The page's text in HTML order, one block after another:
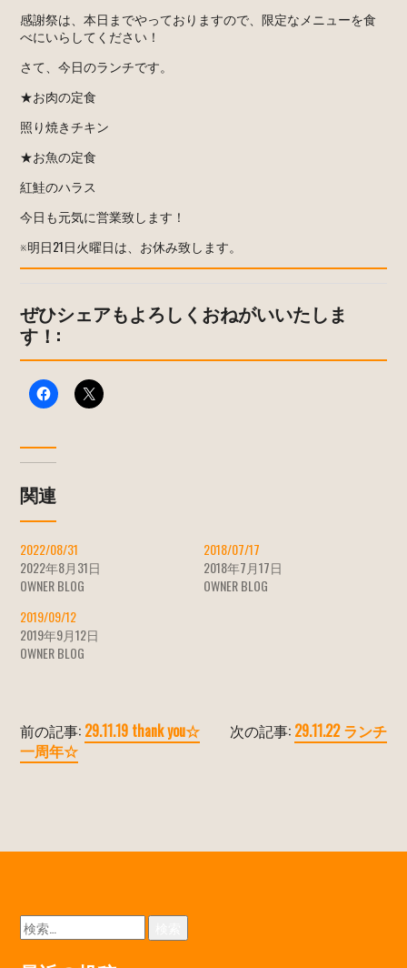
感謝祭は、本日までやっておりますので、限定なメニューを食
べにいらしてください！
さて、今日のランチです。
★お肉の定食
照り焼きチキン
★お魚の定食
紅鮭のハラス
今日も元気に営業致します！
※明日21日火曜日は、お休み致します。
ぜひシェアもよろしくおねがいいたしま
す！:
関連
2022/08/31
2022年8月31日
OWNER BLOG
2018/07/17
2018年7月17日
OWNER BLOG
2019/09/12
2019年9月12日
OWNER BLOG
前の記事: 29.11.19 thank you☆
一周年☆
次の記事: 29.11.22 ランチ
検
索: